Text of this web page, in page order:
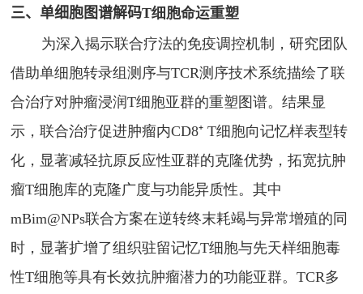
三、 单细胞图谱解码T细胞命运重塑
为深入揭示联合疗法的免疫调控机制，研究团队
借助单细胞转录组测序与TCR测序技术系统描绘了联
合治疗对肿瘤浸润T细胞亚群的重塑图谱。结果显
示，联合治疗促进肿瘤内CD8⁺ T细胞向记忆样表型转
化，显著减轻抗原反应性亚群的克隆优势，拓宽抗肿
瘤T细胞库的克隆广度与功能异质性。其中
mBim@NPs联合方案在逆转终末耗竭与异常增殖的同
时，显著扩增了组织驻留记忆T细胞与先天样细胞毒
性T细胞等具有长效抗肿瘤潜力的功能亚群。TCR多